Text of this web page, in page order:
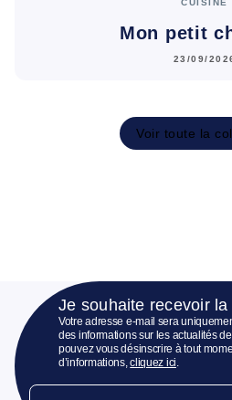
CUISINE
Mon petit
23/09/
Voir toute la
Je souhaite recevoir
Votre adresse e-mail sera
des informations sur les actualités
pouvez vous désinscrire à tout
d’informations,cliquez ici